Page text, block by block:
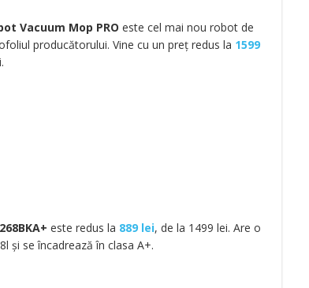
Vacuum Mop PRO este cel mai nou robot de
producătorului. Vine cu un preț redus la 1599
este redus la 889 lei, de la 1499 lei. Are o
și se încadrează în clasa A+.